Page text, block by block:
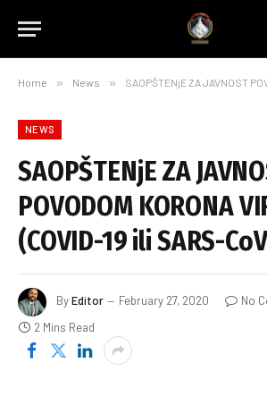
Home » News » SAOPŠTENjE ZA JAVNOST POVODOM
NEWS
SAOPŠTENjE ZA
POVODOM KORONA
(COVID-19 ili SARS-
ByEditor February 27, 2020
No
2 Mins Read